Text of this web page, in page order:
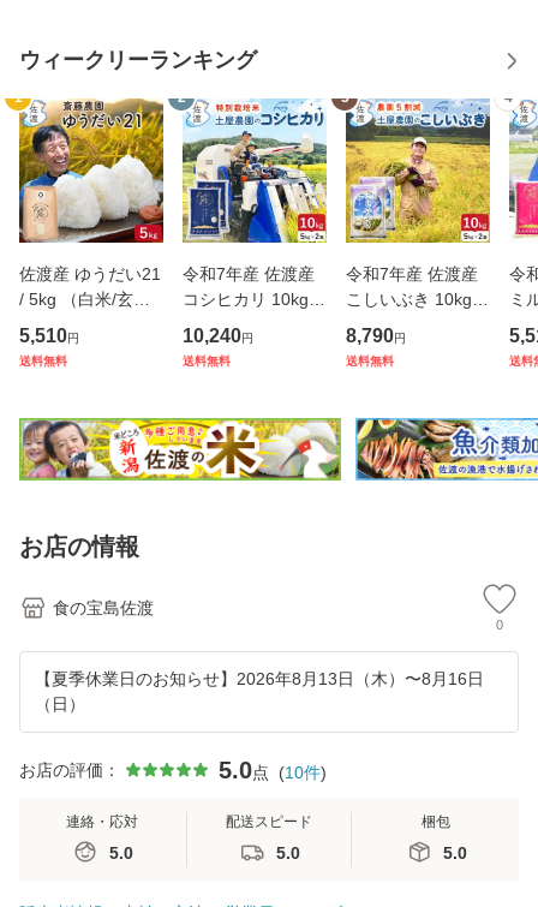
ウィークリーランキング
1
佐渡産 ゆうだい21
/ 5kg （白米/玄米/
無洗米/7分づき）
新潟県産 【 全国一
5,510円
送料無料
2
令和7年産 佐渡産
コシヒカリ 10kg
(白米/玄米)(無洗
米/7分づき：有料)
麓で育てた特別栽
培米【普通便
10,240円
送料無料
3
令和7年産 佐渡産
こしいぶき 10kg
(白米/玄米)(/無洗
米/7分づき：有料)
米 農薬5割減（化
学肥料は慣
8,790円
送料無料
4
令
ミ
kg
洗
る
(常
送料
お店の情報
食の宝島佐渡
0
【夏季休業日のお知らせ】2026年8月13日（木）〜8月16日
（日）
お店の評価： 5.0点 (10件)
連絡・応対
5.0
配送スピード
5.0
梱包
5.0